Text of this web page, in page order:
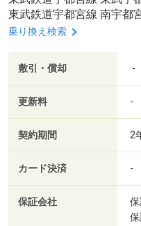
東武鉄道宇都宮線 南宇都
乗り換え検索
敷引・償却 -
更新料 -
契約期間 2
カード決済 -
保証会社